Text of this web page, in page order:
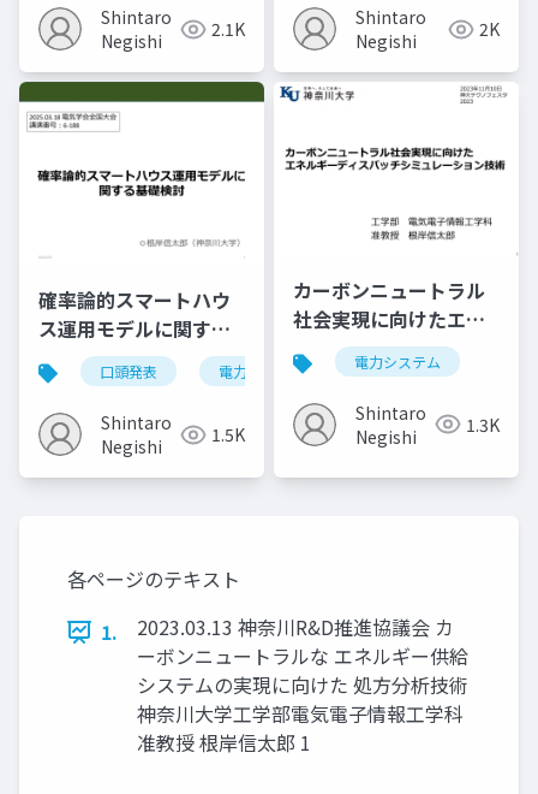
検討」
Shintaro
Negishi
2.1K
Shintaro
Negishi
2K
確率論的スマートハウ
ス運用モデルに関する
基礎検討口頭発表 電力システム
Shintaro
Negishi
1.5K
カーボンニュートラル
社会実現に向けたエネ
ルギーディスパッチシ
ミュレーション技術
電力システム
Shintaro
Negishi
1.3K
各ページのテキスト
1.
2023.03.13 神奈川R&D推進協議会 カ
ーボンニュートラルな エネルギー供給
システムの実現に向けた 処方分析技術
神奈川大学工学部電気電子情報工学科
准教授 根岸信太郎 1